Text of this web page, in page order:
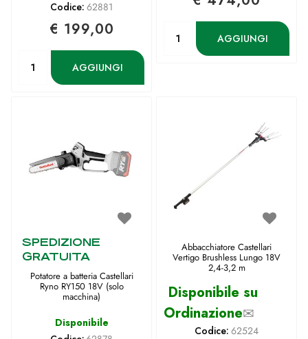
Codice: 62881
€ 199,00
AGGIUNGI
AGGIUNGI
SPEDIZIONE
GRATUITA
Potatore a batteria Castellari
Ryno RY150 18V (solo
macchina)
Disponibile
Abbacchiatore Castellari
Vertigo Brushless Lungo 18V
2,4-3,2 m
Disponibile su
Ordinazione✉
Codice: 62524